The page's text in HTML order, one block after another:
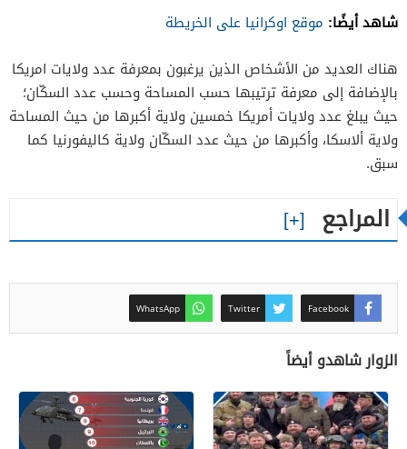
شاهد أيضًا: موقع اوكرانيا على الخريطة
هناك العديد من الأشخاص الذين يرغبون بمعرفة عدد ولايات امريكا
بالإضافة إلى معرفة ترتيبها حسب المساحة وحسب عدد السكّان؛
حيث يبلغ عدد ولايات أمريكا خمسين ولاية أكبرها من حيث المساحة
ولاية ألاسكا، وأكبرها من حيث عدد السكّان ولاية كاليفورنيا كما
سبق.
المراجع
Facebook
Twitter
WhatsApp
الزوار شاهدو أيضاً